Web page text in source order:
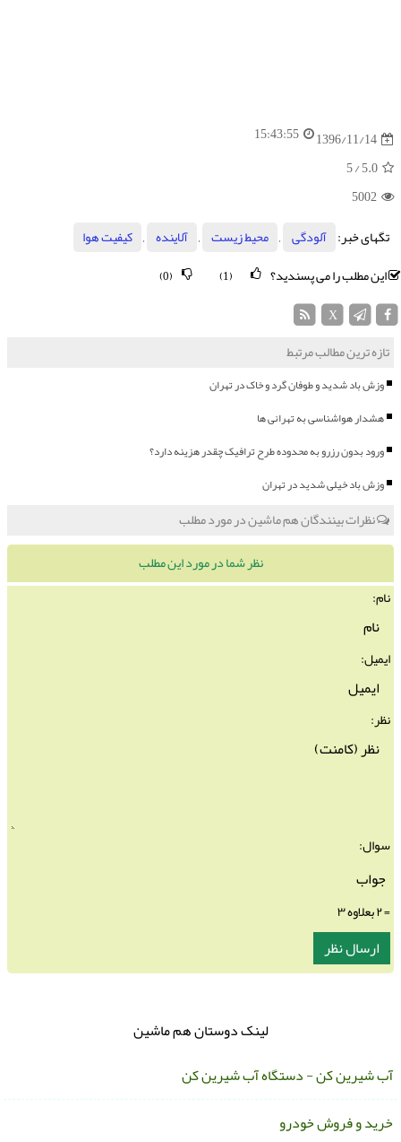
1396/11/14
15:43:55
5.0
/ 5
5002
تگهای خبر:
آلودگی , محیط زیست , آلاینده ,
كیفیت هوا
این مطلب را می پسندید؟
(0)
تازه ترین مطالب مرتبط
وزش باد شدید و طوفان گرد و خاک در تهران
هشدار هواشناسی به تهرانی ها
ورود بدون رزرو به محدوده طرح ترافیک چقدر هزینه دارد؟
وزش باد خیلی شدید در تهران
نظرات بینندگان هم ماشین در مورد مطلب
نظر شما در مورد این مطلب
نام:
ایمیل:
نظر:
سوال:
لینک دوستان هم ماشین
شیرین کن - دستگاه آب شیرین کن
و فروش خودرو